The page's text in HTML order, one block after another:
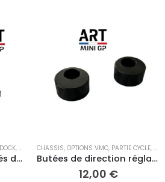
,PIÈCES DÉTACHÉES 12"
Béquille avant sous Tés de fourche pour Mini GP
CHASSIS, OPTIONS VMC, PARTIE CYCLE,
Butées de direction réglables
12,00 €